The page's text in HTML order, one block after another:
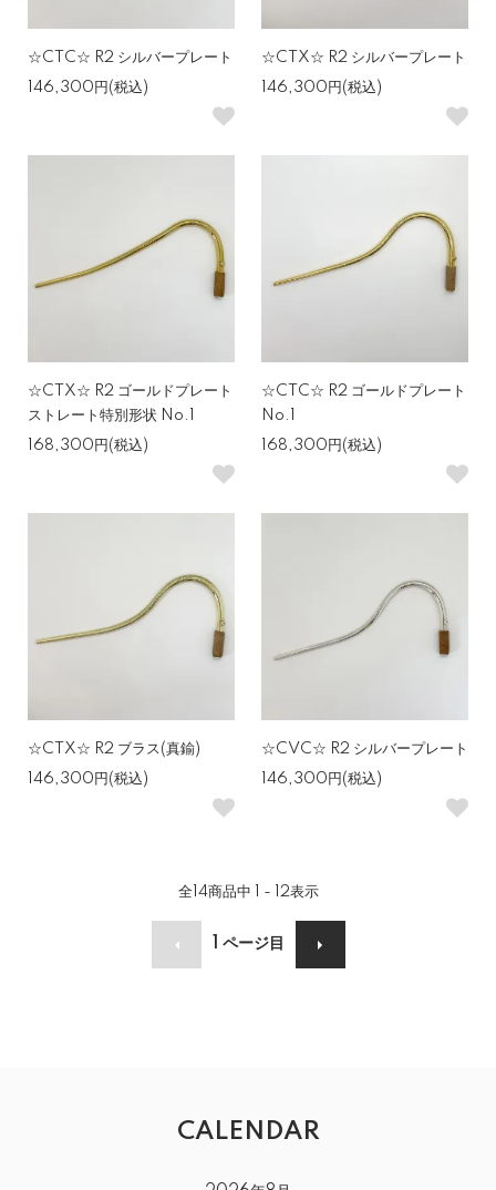
☆CTC☆ R2 シルバープレート
146,300円(税込)
☆CTX☆ R2 シルバープレート
146,300円(税込)
☆CTX☆ R2 ゴールドプレート
ストレート特別形状 No.1
168,300円(税込)
☆CTC☆ R2 ゴールドプレート
No.1
168,300円(税込)
☆CTX☆ R2 ブラス(真鍮)
146,300円(税込)
☆CVC☆ R2 シルバープレート
146,300円(税込)
全14商品中 1 - 12表示
ページ目
CALENDAR